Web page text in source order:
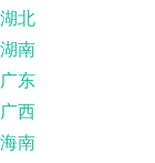
湖北
湖南
广东
广西
海南